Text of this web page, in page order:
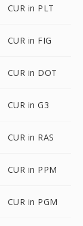
CUR in PLT
CUR in FIG
CUR in DOT
CUR in G3
CUR in RAS
CUR in PPM
CUR in PGM